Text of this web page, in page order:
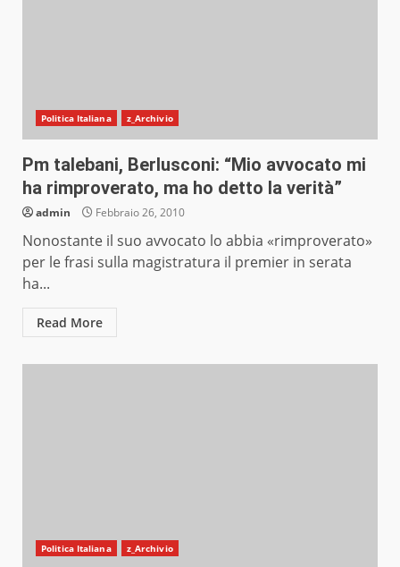
Politica Italiana z_Archivio
Pm talebani, Berlusconi: “Mio avvocato mi
ha rimproverato, ma ho detto la verità”
admin Febbraio 26, 2010
Nonostante il suo avvocato lo abbia «rimproverato»
per le frasi sulla magistratura il premier in serata
ha...
Read More
Politica Italiana z_Archivio